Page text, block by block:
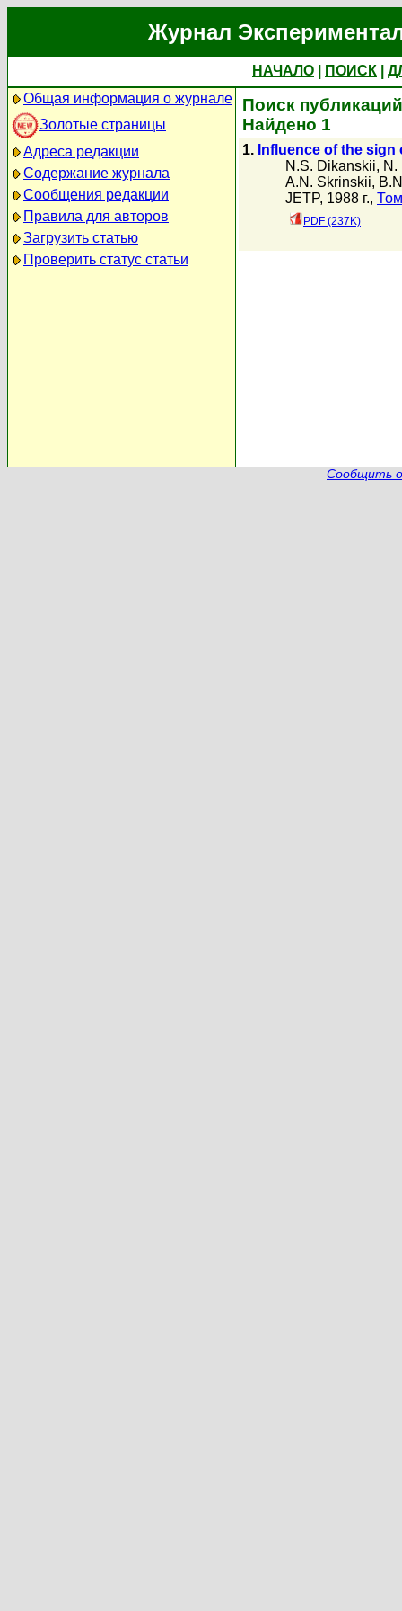
Журнал
НАЧАЛО ПОИСК
Общая информация о журнале
Золотые страницы
Адреса редакции
Содержание журнала
Сообщения редакции
Правила для авторов
Загрузить статью
Проверить статус статьи
Поиск
Найдено 1
1. Influence of the
N.S. Dikanskii, N.
A.N. Skrinskii,
JETP, 1988 г.,
PDF (237K)
Сообщить о